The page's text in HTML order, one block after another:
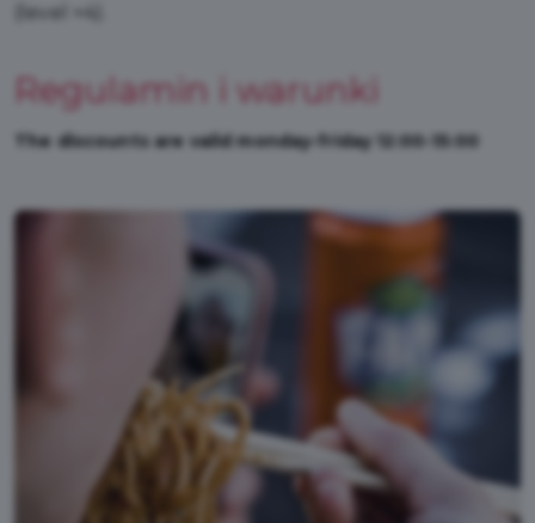
(level +4).
Regulamin i warunki
The discounts are valid monday-friday 12:00-15:00